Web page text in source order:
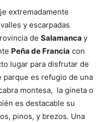
extremadamente
y escarpadas
de Salamanca y
Peña de Francia con
lugar para disfrutar de
es refugio de una
montesa, la gineta o
es destacable su
pinos, y brezos. Una